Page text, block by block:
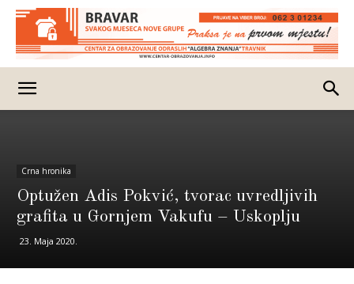
Crna hronika
Optužen Adis Pokvić, tvorac uvredljivih
grafita u Gornjem Vakufu – Uskoplju
23. Maja 2020.